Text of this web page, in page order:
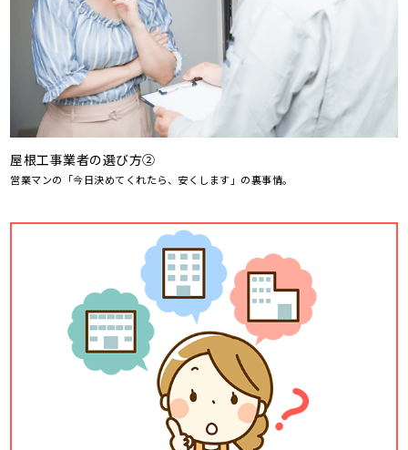
屋根工事業者の選び方②
営業マンの「今日決めてくれたら、安くします」の裏事情。